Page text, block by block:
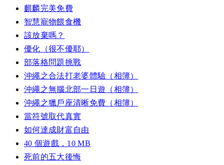
麒麟完美免費
智慧寵物餵食機
該放棄嗎？
優化（很不優耶）
部落格問題挑戰
沖繩之合法打老婆體驗（相簿）
沖繩之無腦北部一日遊（相簿）
沖繩之獵戶座清晰免費（相簿）
當符號取代真實
如何達成財富自由
40 個遊戲，10 MB
死前的五大後悔